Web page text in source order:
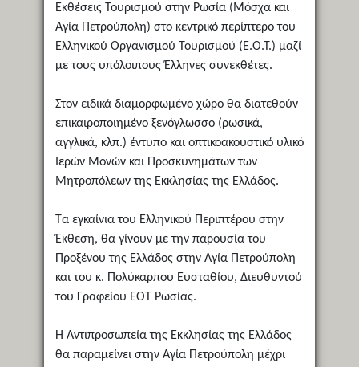
Εκθέσεις Τουρισμού στην Ρωσία (Μόσχα και
Αγία Πετρούπολη) στο κεντρικό περίπτερο του
Ελληνικού Οργανισμού Τουρισμού (Ε.Ο.Τ.) μαζί
με τους υπόλοιπους Έλληνες συνεκθέτες.
Στον ειδικά διαμορφωμένο χώρο θα διατεθούν
επικαιροποιημένο ξενόγλωσσο (ρωσικά,
αγγλικά, κλπ.) έντυπο και οπτικοακουστικό υλικό
Ιερών Μονών και Προσκυνημάτων των
Μητροπόλεων της Εκκλησίας της Ελλάδος.
Τα εγκαίνια του Ελληνικού Περιπτέρου στην
Έκθεση, θα γίνουν με την παρουσία του
Προξένου της Ελλάδος στην Αγία Πετρούπολη
και του κ. Πολύκαρπου Ευσταθίου, Διευθυντού
του Γραφείου ΕΟΤ Ρωσίας.
Η Αντιπροσωπεία της Εκκλησίας της Ελλάδος
θα παραμείνει στην Αγία Πετρούπολη μέχρι